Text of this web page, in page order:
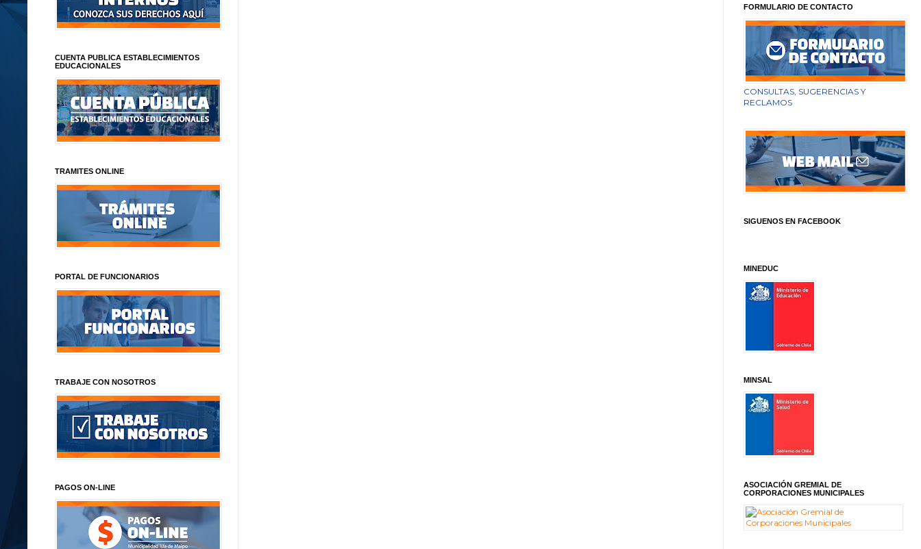
CUENTA PUBLICA ESTABLECIMIENTOS
EDUCACIONALES
TRAMITES ONLINE
PORTAL DE FUNCIONARIOS
TRABAJE CON NOSOTROS
PAGOS ON-LINE
FORMULARIO DE CONTACTO
CONSULTAS, SUGERENCIAS Y
RECLAMOS
SIGUENOS EN FACEBOOK
MINEDUC
MINSAL
ASOCIACIÓN GREMIAL DE
CORPORACIONES MUNICIPALES